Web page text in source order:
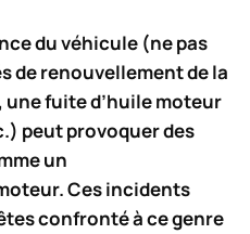
du véhicule (ne pas
de renouvellement de la
fuite d’huile moteur
peut provoquer des
un
Ces incidents
confronté à ce genre